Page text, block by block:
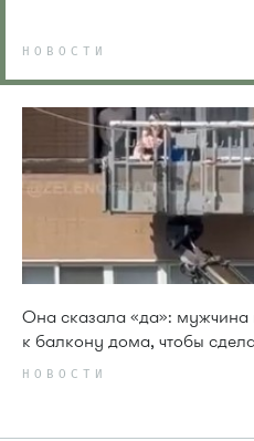
НОВОСТИ
Она сказала «да»:
к балкону дома, чтобы
НОВОСТИ